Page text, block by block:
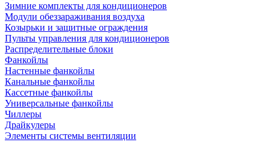
Зимние комплекты для кондиционеров
Модули обеззараживания воздуха
Козырьки и защитные ограждения
Пульты управления для кондиционеров
Распределительные блоки
Фанкойлы
Настенные фанкойлы
Канальные фанкойлы
Кассетные фанкойлы
Универсальные фанкойлы
Чиллеры
Драйкулеры
Элементы системы вентиляции